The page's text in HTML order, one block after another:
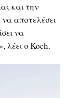
και την
αποτελέσει
να
λέει ο Koch.